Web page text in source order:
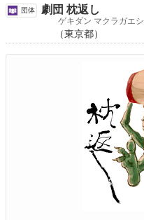
v
i
a
t
団体 劇団 枕返し
ゲキダン マクラガエシ
（東京都）